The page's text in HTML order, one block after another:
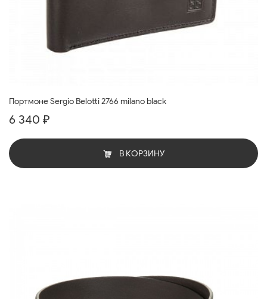
Портмоне Sergio Belotti 2766 milano black
6 340 ₽
В КОРЗИНУ